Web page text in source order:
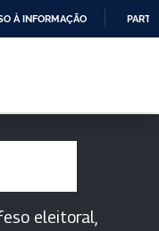
À INFORMAÇÃO
eleitoral,